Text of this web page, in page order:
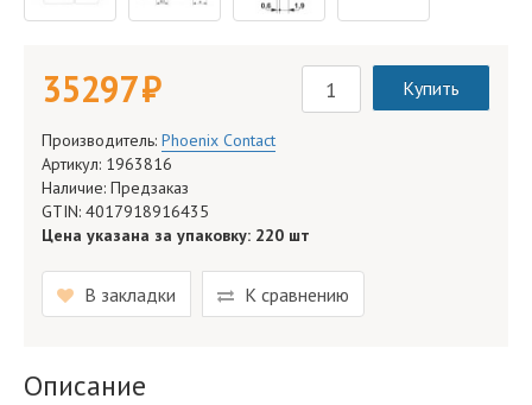
35 297 руб. Купить
Производитель: Phoenix Contact
Артикул: 1963816
Наличие: Предзаказ
GTIN: 4017918916435
Цена указана за упаковку: 220 шт
В закладки К сравнению
Описание